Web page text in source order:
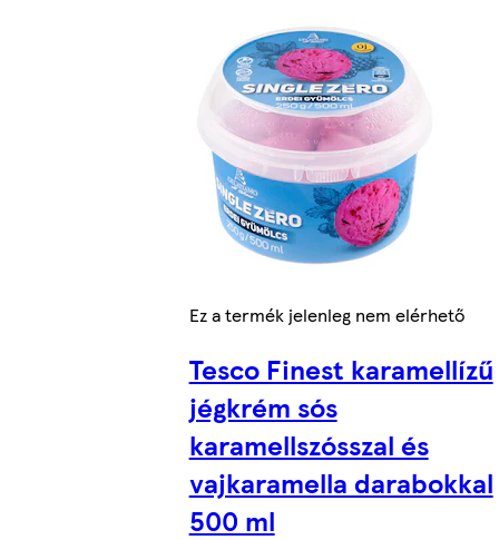
Ez a termék jelenleg nem elérhető
Tesco Finest karamellízű
jégkrém sós
karamellszósszal és
vajkaramella darabokkal
500 ml